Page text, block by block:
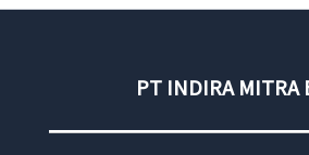
PT INDIRA MITRA